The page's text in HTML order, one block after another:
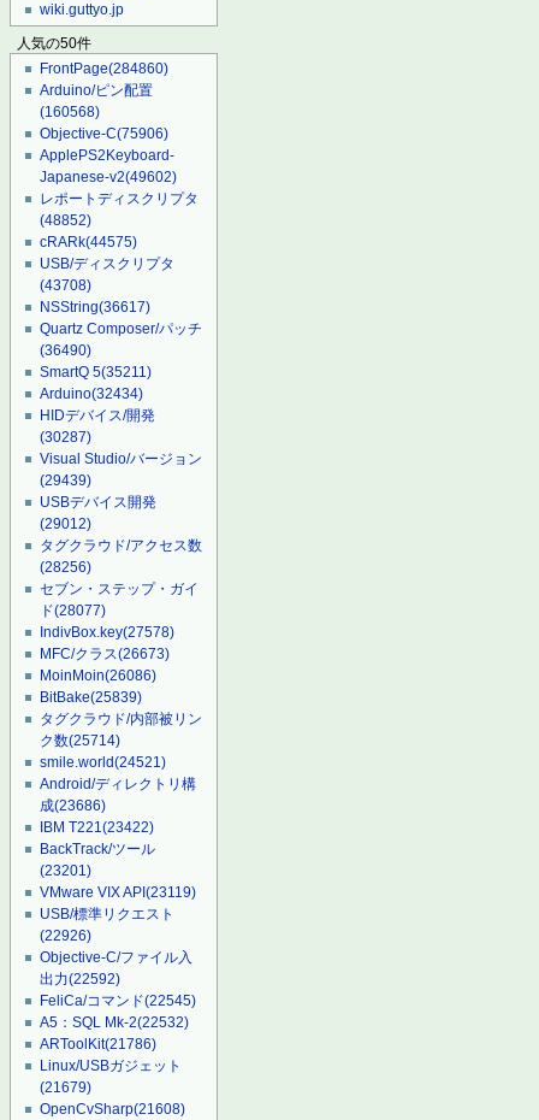
wiki.guttyo.jp
人気の50件
FrontPage(284860)
Arduino/ピン配置
(160568)
Objective-C(75906)
ApplePS2Keyboard-
Japanese-v2(49602)
レポートディスクリプタ
(48852)
cRARk(44575)
USB/ディスクリプタ
(43708)
NSString(36617)
Quartz Composer/パッチ
(36490)
SmartQ 5(35211)
Arduino(32434)
HIDデバイス/開発
(30287)
Visual Studio/バージョン
(29439)
USBデバイス開発
(29012)
タグクラウド/アクセス数
(28256)
セブン・ステップ・ガイ
ド(28077)
IndivBox.key(27578)
MFC/クラス(26673)
MoinMoin(26086)
BitBake(25839)
タグクラウド/内部被リン
ク数(25714)
smile.world(24521)
Android/ディレクトリ構
成(23686)
IBM T221(23422)
BackTrack/ツール
(23201)
VMware VIX API(23119)
USB/標準リクエスト
(22926)
Objective-C/ファイル入
出力(22592)
FeliCa/コマンド(22545)
A5：SQL Mk-2(22532)
ARToolKit(21786)
Linux/USBガジェット
(21679)
OpenCvSharp(21608)